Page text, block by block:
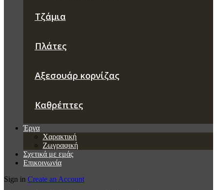
Τζάμια
Πλάτες
Αξεσουάρ κορνίζας
Καθρέπτες
Έργα
Χαρακτική
Ζωγραφική
Σχετικά με εμάς
Επικοινωνία
Sign in Create an Account